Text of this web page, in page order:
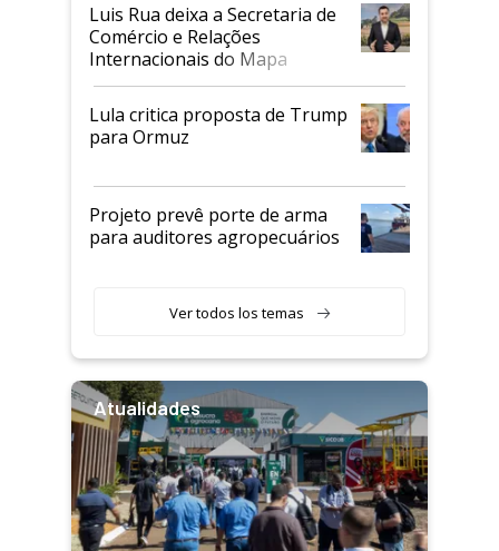
Luis Rua deixa a Secretaria de
Comércio e Relações
Internacionais do Mapa
Lula critica proposta de Trump
para Ormuz
Projeto prevê porte de arma
para auditores agropecuários
Ver todos los temas
Atualidades